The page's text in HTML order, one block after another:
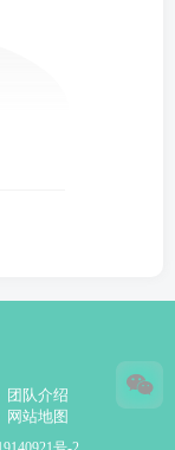
团队介绍
网站地图